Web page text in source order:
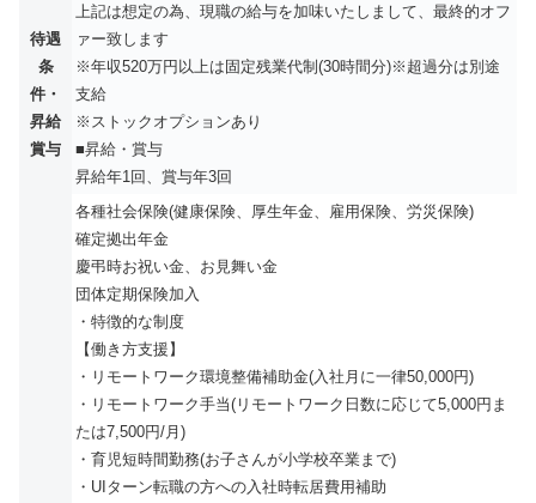
待遇
条
件・
昇給
賞与
上記は想定の為、現職の給与を加味いたしまして、最終的オフ
ァー致します
※年収520万円以上は固定残業代制(30時間分)※超過分は別途
支給
※ストックオプションあり
■昇給・賞与
昇給年1回、賞与年3回
各種社会保険(健康保険、厚生年金、雇用保険、労災保険)
確定拠出年金
慶弔時お祝い金、お見舞い金
団体定期保険加入
・特徴的な制度
【働き方支援】
・リモートワーク環境整備補助金(入社月に一律50,000円)
・リモートワーク手当(リモートワーク日数に応じて5,000円ま
たは7,500円/月)
・育児短時間勤務(お子さんが小学校卒業まで)
・UIターン転職の方への入社時転居費用補助